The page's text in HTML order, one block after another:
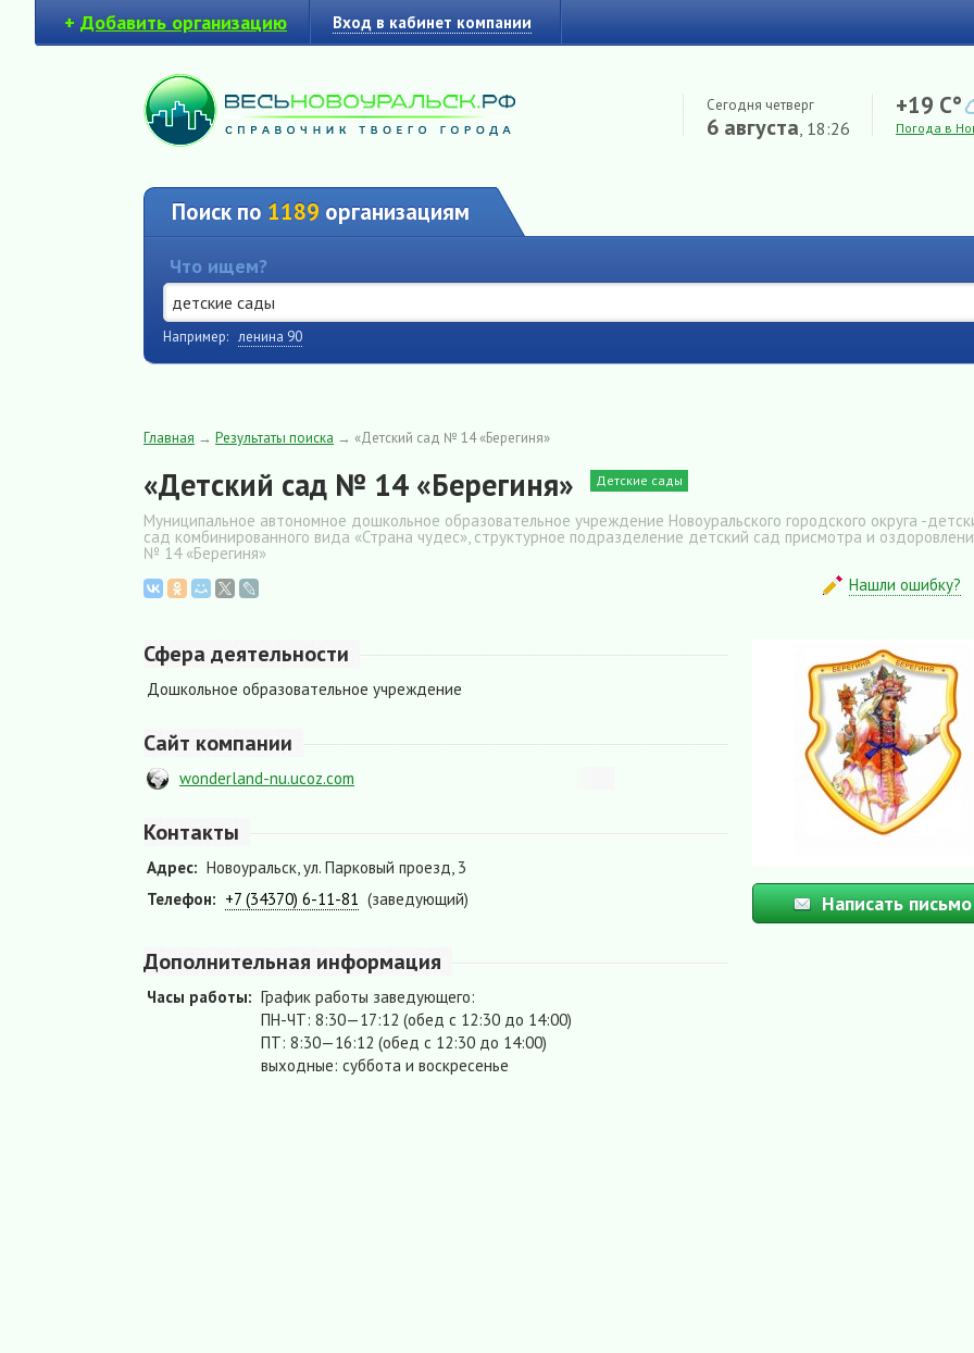
+ Добавить организацию Вход в кабинет компании
Сегодня четверг
6 августа, 18:26
+19 C°
Погода в
Поиск по 1189 организациям
Что ищем?
Например: ленина 90
Главная → Результаты поиска → «Детский сад № 14 «Берегиня»
«Детский сад № 14 «Берегиня» Детские сады
Муниципальное автономное дошкольное образовательное учреждение Новоуральского городского округа -
сад комбинированного вида «Страна чудес», структурное подразделение детский сад присмотра и
№ 14 «Берегиня»
Нашли ошибку?
Сфера деятельности
Дошкольное образовательное учреждение
Сайт компании
wonderland-nu.ucoz.com
Контакты
Адрес: Новоуральск, ул. Парковый проезд, 3
Телефон: +7 (34370) 6-11-81 (заведующий)
Дополнительная информация
Часы работы: График работы заведующего:
ПН-ЧТ: 8:30—17:12 (обед с 12:30 до 14:00)
ПТ: 8:30—16:12 (обед с 12:30 до 14:00)
выходные: суббота и воскресенье
Написать письмо